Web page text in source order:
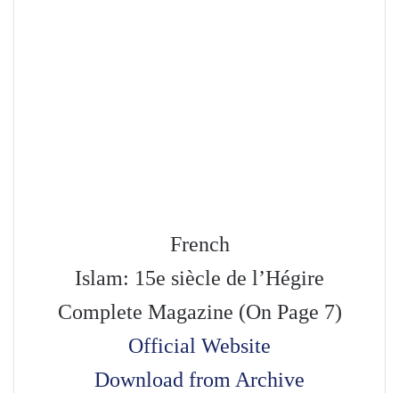
French
Islam: 15e siècle de l’Hégire
Complete Magazine (On Page 7)
Official Website
Download from Archive